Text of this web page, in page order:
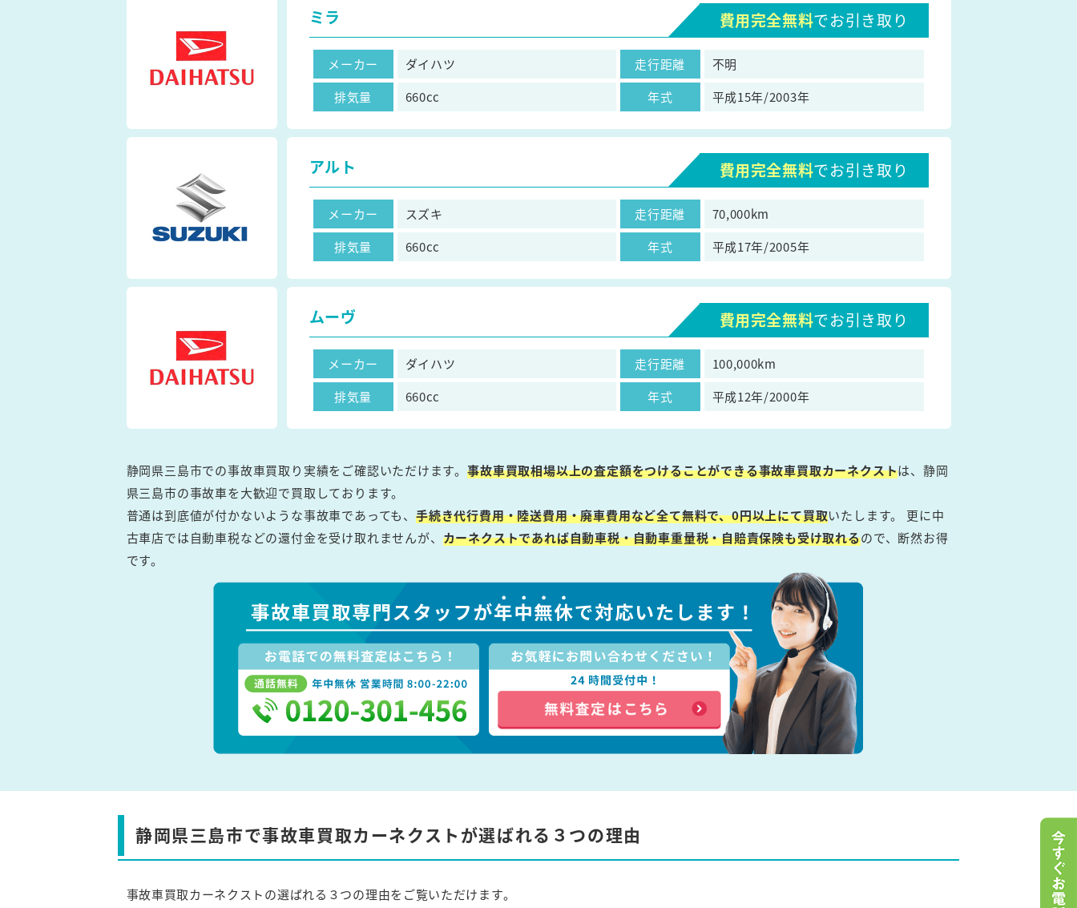
ミラ 費用完全無料でお引き取り
メーカー ダイハツ 走行距離
不明
排気量
660cc 年式 平成15年/2003年
アルト 費用完全無料でお引き取り
メーカー スズキ 走行距離
70,000km
排気量
660cc 年式 平成17年/2005年
ムーヴ 費用完全無料でお引き取り
メーカー ダイハツ 走行距離
100,000km
排気量
660cc 年式 平成12年/2000年
静岡県三島市での事故車買取り実績をご確認いただけます。事故車買取相場以上の査定額をつけることができる事故車買取カーネクストは、静岡
県三島市の事故車を大歓迎で買取しております。
普通は到底値が付かないような事故車であっても、 手続き代行費用・陸送費用・廃車費用など全て無料で、0円以上にて買取いたします。 更に中
古車店では自動車税などの還付金を受け取れませんが、 カーネクストであれば自動車税・自動車重量税・自賠責保険も受け取れるので、断然お得
です。
静岡県三島市で事故車買取カーネクストが選ばれる３つの理由
事故車買取カーネクストの選ばれる３つの理由をご覧いただけます。